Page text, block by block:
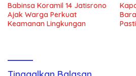
Babinsa Koramil 14 Jatisrono
Ajak Warga Perkuat
Keamanan Lingkungan